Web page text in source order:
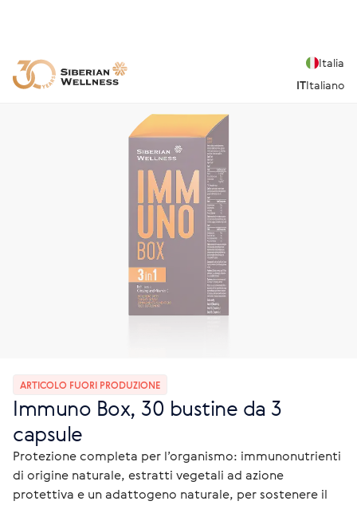
Italia
ITItaliano
ARTICOLO FUORI PRODUZIONE
Immuno Box, 30 bustine da 3
capsule
Protezione completa per l’organismo: immunonutrienti
di origine naturale, estratti vegetali ad azione
protettiva e un adattogeno naturale, per sostenere il